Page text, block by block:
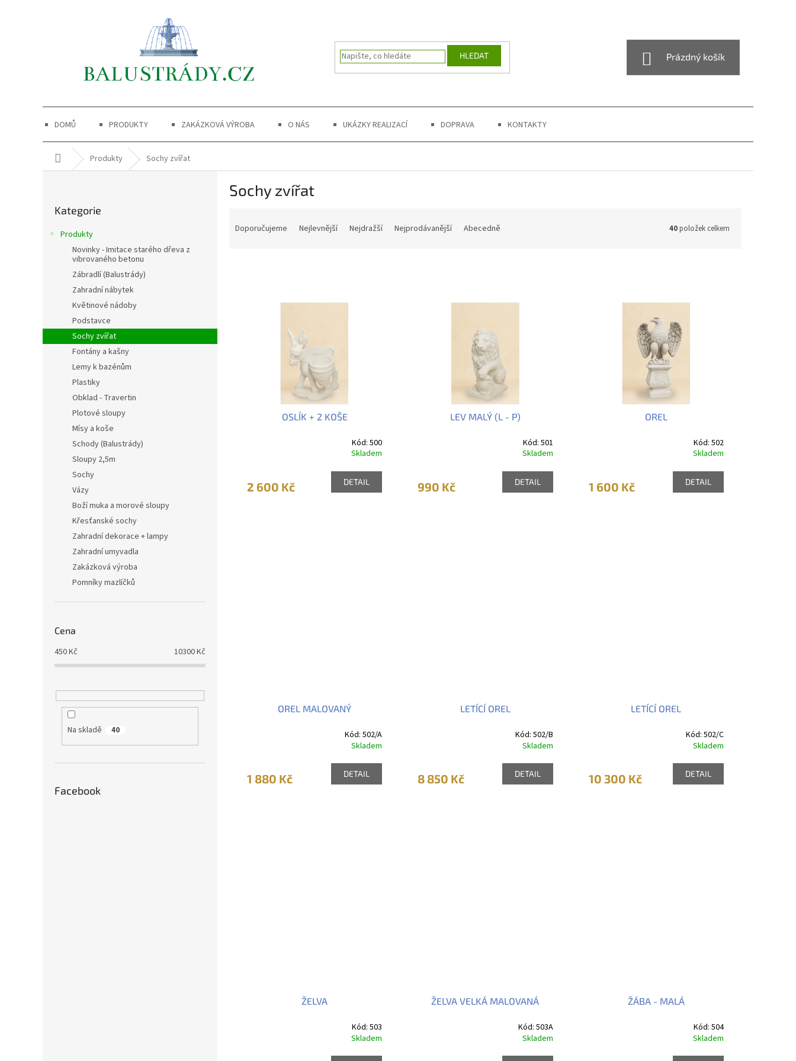
HLEDAT
NÁKUPNÍ
Prázdný košík
DOMŮ PRODUKTY ZAKÁZKOVÁ VÝROBA O NÁS UKÁZKY REALIZACÍ DOPRAVA KONTAKTY
Domů Produkty Sochy zvířat
e
l
kategorie
Kategorie
Produkty
Novinky - Imitace starého dřeva z
vibrovaného betonu
Zábradlí (Balustrády)
Zahradní nábytek
Květinové nádoby
Podstavce
Sochy zvířat
Fontány a kašny
Lemy k bazénům
Plastiky
Obklad - Travertin
Plotové sloupy
Mísy a koše
Schody (Balustrády)
Sloupy 2,5m
Sochy
Vázy
Boží muka a morové sloupy
Křesťanské sochy
Zahradní dekorace + lampy
Zahradní umyvadla
Zakázková výroba
Pomníky mazlíčků
Cena
450Kč 10300Kč
Na skladě 40
Facebook
Sochy zvířat
Doporučujeme Nejlevnější Nejdražší Nejprodávanější Abecedně 40položek celkem
OSLÍK + 2 KOŠE
Skladem
2 600 Kč DETAIL
Kód:500
LEV MALÝ (L - P)
Skladem
990 Kč DETAIL
Kód: 501
OREL
Skladem
1 600 Kč DETAIL
Kód: 502
OREL MALOVANÝ
Skladem
1 880 Kč DETAIL
Kód:502/A
LETÍCÍ OREL
Skladem
8 850 Kč DETAIL
Kód: 502/B
LETÍCÍ OREL
Skladem
10 300 Kč DETAIL
Kód: 502/C
ŽELVA
Skladem
Kód:503
ŽELVA VELKÁ MALOVANÁ
Skladem
Kód: 503A
ŽÁBA - MALÁ
Skladem
Kód: 504